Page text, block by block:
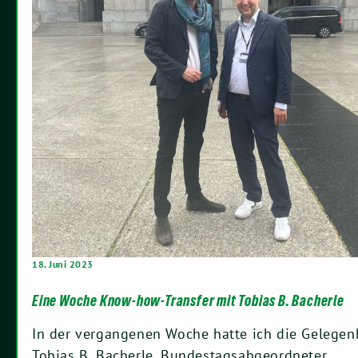
18. Juni 2023
Eine Woche Know-how-Transfer mit Tobias B. Bacherle
In der vergangenen Woche hatte ich die